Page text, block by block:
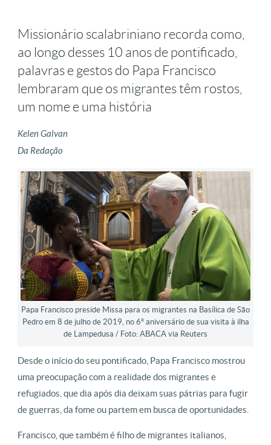
Missionário scalabriniano recorda como,
ao longo desses 10 anos de pontificado,
palavras e gestos do Papa Francisco
lembraram que os migrantes têm rostos,
um nome e uma história
Kelen Galvan
Da Redação
Papa Francisco preside Missa para os migrantes na Basílica de São
Pedro em 8 de julho de 2019, no 6º aniversário de sua visita à ilha
de Lampedusa / Foto: ABACA via Reuters
Desde o início do seu pontificado, Papa Francisco mostrou
uma preocupação com a realidade dos migrantes e
refugiados, que dia após dia deixam suas pátrias para fugir
de guerras, da fome ou partem em busca de oportunidades.
Francisco, que também é filho de migrantes italianos,